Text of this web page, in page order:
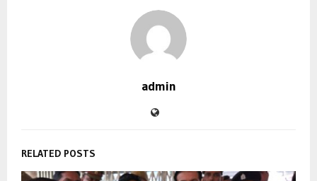
admin
RELATED POSTS